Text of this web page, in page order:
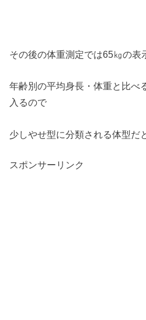
その後の体重測定では65㎏の表
年齢別の平均身長・体重と比べ
入るので
少しやせ型に分類される体型だ
スポンサーリンク